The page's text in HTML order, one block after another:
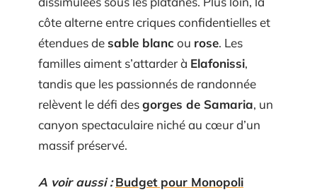
côte alterne entre criques confidentielles et
étendues desable blanc ou rose. Les
familles aiment s’attarder à Elafonissi,
tandis que les passionnés de randonnée
relèvent le défi desgorges de Samaria, un
canyon spectaculaire niché au cœur d’un
massif préservé.
A voir aussi : Budget pour Monopoli